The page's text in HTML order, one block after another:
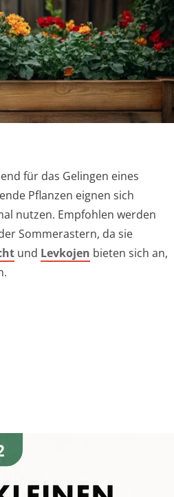
für das Gelingen eines
Pflanzen eignen sich
nutzen. Empfohlen werden
Sommerastern, da sie
und Levkojen bieten sich an,